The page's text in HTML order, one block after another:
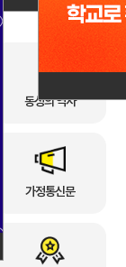
2026-07-09
동성의 역사
가정통신문